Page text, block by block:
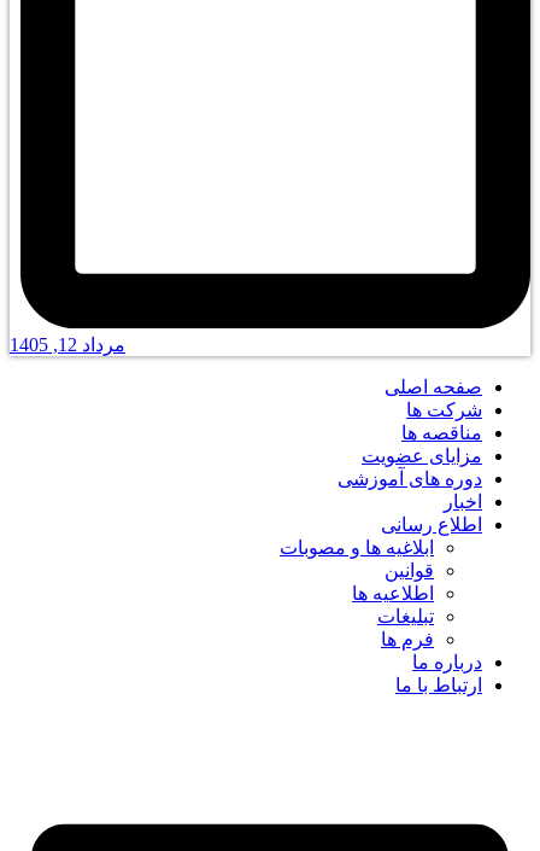
مرداد 12, 1405
صفحه اصلی
شرکت ها
مناقصه ها
مزایای عضویت
دوره های آموزشی
اخبار
اطلاع رسانی
ابلاغیه ها و مصوبات
قوانین
اطلاعیه ها
تبلیغات
فرم ها
درباره ما
ارتباط با ما